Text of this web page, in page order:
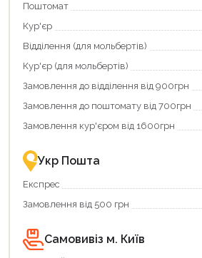
покупку
«Національний
кешбек»
та
отримуйте
повернення
Економте
більше
-
із
державною
підтримкою!
Поштомат
Кур'єр
Відділення (для мольбертів)
Кур'єр (для мольбертів)
Замовлення до відділення від 900грн
Замовлення до поштомату від 700грн
Замовлення кур'єром від 1600грн
Укр Пошта
Експрес
Замовлення від 500 грн
Самовивіз м. Київ